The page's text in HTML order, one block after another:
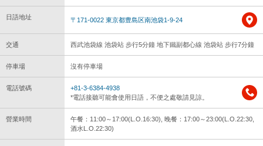
日語地址 〒171-0022 東京都豊島区南池袋1-9-24
交通 西武池袋線 池袋站 步行5分鐘 地下鐵副都心線 池袋站 步行7分鐘
停車場 沒有停車場
電話號碼
+81-3-6384-4938
*電話接聽可能會使用日語，不便之處敬請見諒。
營業時間
午餐：11:00～17:00(L.O.16:30), 晚餐：17:00～23:00(L.O.22:30,
酒水L.O.22:30)